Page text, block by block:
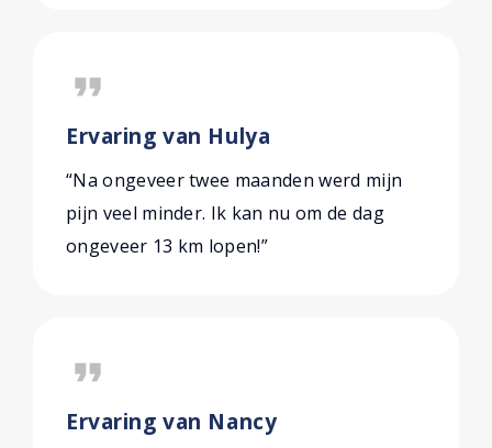
format_quote
Ervaring van Hulya
“Na ongeveer twee maanden werd mijn
pijn veel minder. Ik kan nu om de dag
ongeveer 13 km lopen!”
format_quote
Ervaring van Nancy